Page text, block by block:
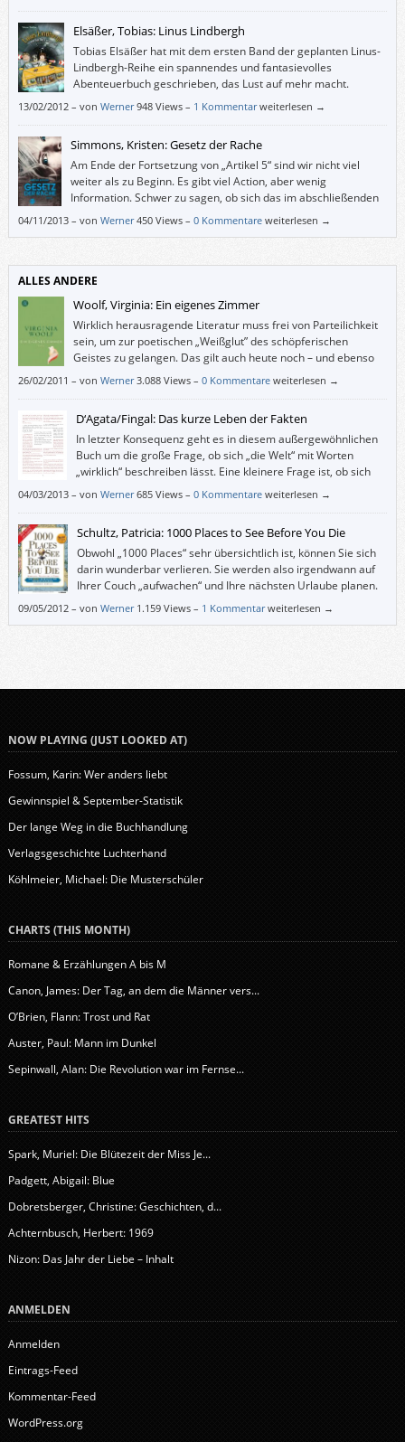
Elsäßer, Tobias: Linus Lindbergh
Tobias Elsäßer hat mit dem ersten Band der geplanten Linus-
Lindbergh-Reihe ein spannendes und fantasievolles
Abenteuerbuch geschrieben, das Lust auf mehr macht.
13/02/2012– von Werner 948 Views – 1 Kommentar weiterlesen →
Simmons, Kristen: Gesetz der Rache
Am Ende der Fortsetzung von „Artikel 5“ sind wir nicht viel
weiter als zu Beginn. Es gibt viel Action, aber wenig
Information. Schwer zu sagen, ob sich das im abschließenden
Band der Ember-Trilogie ändern wird. Leider hat mich „Gesetz
04/11/2013– von Werner 450 Views – 0 Kommentare weiterlesen →
ALLES ANDERE
Woolf, Virginia: Ein eigenes Zimmer
Wirklich herausragende Literatur muss frei von Parteilichkeit
sein, um zur poetischen „Weißglut” des schöpferischen
Geistes zu gelangen. Das gilt auch heute noch – und ebenso
für Männer.
26/02/2011 – von Werner 3.088 Views – 0 Kommentare weiterlesen →
D‘Agata/Fingal: Das kurze Leben der Fakten
In letzter Konsequenz geht es in diesem außergewöhnlichen
Buch um die große Frage, ob sich „die Welt“ mit Worten
„wirklich“ beschreiben lässt. Eine kleinere Frage ist, ob sich
die angeblich objektiven Journalisten von D‘Agata mit seinen
überhaupt kümmert.
04/03/2013– von Werner 685 Views – 0 Kommentare weiterlesen →
Schultz, Patricia: 1000 Places to See Before You Die
Obwohl „1000 Places“ sehr übersichtlich ist, können Sie sich
darin wunderbar verlieren. Sie werden also irgendwann auf
Ihrer Couch „aufwachen“ und Ihre nächsten Urlaube planen.
Die Auswahl wird Ihnen schwer fallen.
09/05/2012– von Werner 1.159 Views – 1 Kommentar weiterlesen →
NOW PLAYING (JUST LOOKED AT)
Fossum, Karin: Wer anders liebt
Gewinnspiel & September-Statistik
Der lange Weg in die Buchhandlung
Verlagsgeschichte Luchterhand
Köhlmeier, Michael: Die Musterschüler
CHARTS (THIS MONTH)
Romane & Erzählungen A bis M
Canon, James: Der Tag, an dem die Männer vers...
O’Brien, Flann: Trost und Rat
Auster, Paul: Mann im Dunkel
Sepinwall, Alan: Die Revolution war im Fernse...
GREATEST HITS
Spark, Muriel: Die Blütezeit der Miss Je...
Padgett, Abigail: Blue
Dobretsberger, Christine: Geschichten, d...
Achternbusch, Herbert: 1969
Nizon: Das Jahr der Liebe – Inhalt
ANMELDEN
Anmelden
Eintrags-Feed
Kommentar-Feed
WordPress.org